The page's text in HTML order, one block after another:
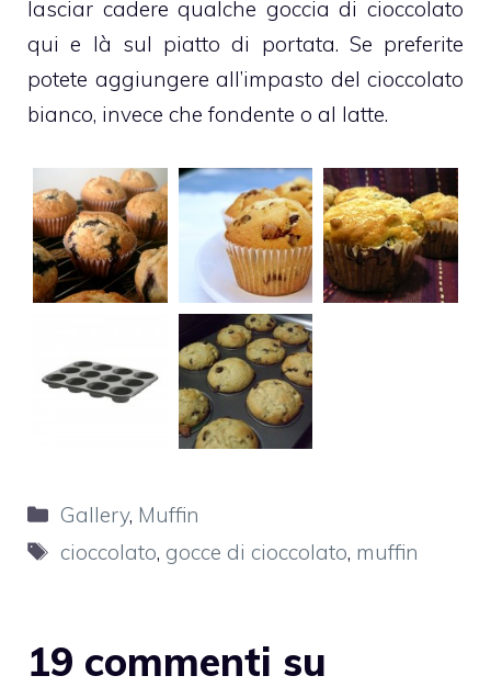
lasciar cadere qualche goccia di cioccolato
qui e là sul piatto di portata. Se preferite
potete aggiungere all’impasto del cioccolato
bianco, invece che fondente o al latte.
Categorie
Gallery, Muffin
Tag
cioccolato, gocce di cioccolato, muffin
19 commenti su